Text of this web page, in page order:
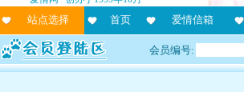
站点选择 首页 爱情信箱
会员编号: